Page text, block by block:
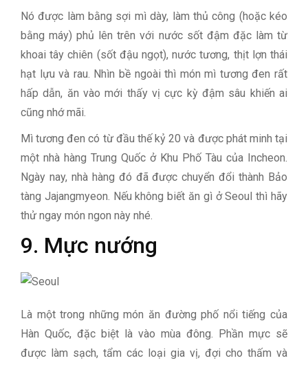
Nó được làm bằng sợi mì dày, làm thủ công (hoặc kéo
bằng máy) phủ lên trên với nước sốt đậm đặc làm từ
khoai tây chiên (sốt đậu ngọt), nước tương, thịt lợn thái
hạt lựu và rau. Nhìn bề ngoài thì món mì tương đen rất
hấp dẫn, ăn vào mới thấy vị cực kỳ đậm sâu khiến ai
cũng nhớ mãi.
Mì tương đen có từ đầu thế kỷ 20 và được phát minh tại
một nhà hàng Trung Quốc ở Khu Phố Tàu của Incheon.
Ngày nay, nhà hàng đó đã được chuyển đổi thành Bảo
tàng Jajangmyeon. Nếu không biết ăn gì ở Seoul thì hãy
thử ngay món ngon này nhé.
9. Mực nướng
Là một trong những món ăn đường phố nổi tiếng của
Hàn Quốc, đặc biệt là vào mùa đông. Phần mực sẽ
được làm sạch, tẩm các loại gia vị, đợi cho thấm và